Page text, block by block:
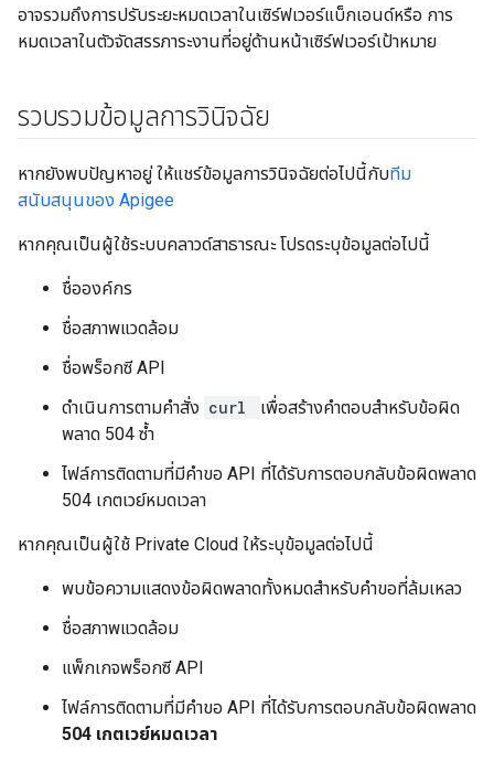
อาจรวมถึงการปรับระยะหมดเวลาในเซิร์ฟเวอร์แบ็กเอนด์หรือ การ
หมดเวลาในตัวจัดสรรภาระงานที่อยู่ด้านหน้าเซิร์ฟเวอร์เป้าหมาย
รวบรวมข้อมูลการวินิจฉัย
หากยังพบปัญหาอยู่ ให้แชร์ข้อมูลการวินิจฉัยต่อไปนี้กับทีม
สนับสนุนของ Apigee
หากคุณเป็นผู้ใช้ระบบคลาวด์สาธารณะ โปรดระบุข้อมูลต่อไปนี้
ชื่อองค์กร
ชื่อสภาพแวดล้อม
ชื่อพร็อกซี API
ดำเนินการตามคำสั่ง curl
เพื่อสร้างคำตอบสำหรับข้อผิด
พลาด 504 ซ้ำ
ไฟล์การติดตามที่มีคำขอ API ที่ได้รับการตอบกลับข้อผิดพลาด
504 เกตเวย์หมดเวลา
หากคุณเป็นผู้ใช้ Private Cloud ให้ระบุข้อมูลต่อไปนี้
พบข้อความแสดงข้อผิดพลาดทั้งหมดสำหรับคำขอที่ล้มเหลว
ชื่อสภาพแวดล้อม
แพ็กเกจพร็อกซี API
ไฟล์การติดตามที่มีคำขอ API ที่ได้รับการตอบกลับข้อผิดพลาด
504 เกตเวย์หมดเวลา